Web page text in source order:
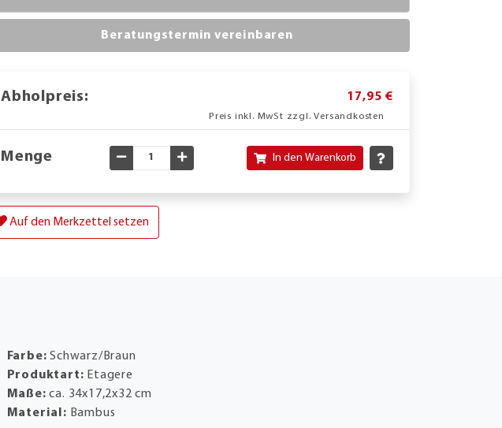
Beratungstermin vereinbaren
Abholpreis: 17,95 €
Preis inkl. MwSt zzgl. Versandkosten
Menge Gewünschte Menge verringern
Gewünschte Menge erhöhen
In den Warenkorb
Auf den Merkzettel setzen
Farbe: Schwarz/Braun
Produktart: Etagere
Maße:ca. 34x17,2x32 cm
Material: Bambus